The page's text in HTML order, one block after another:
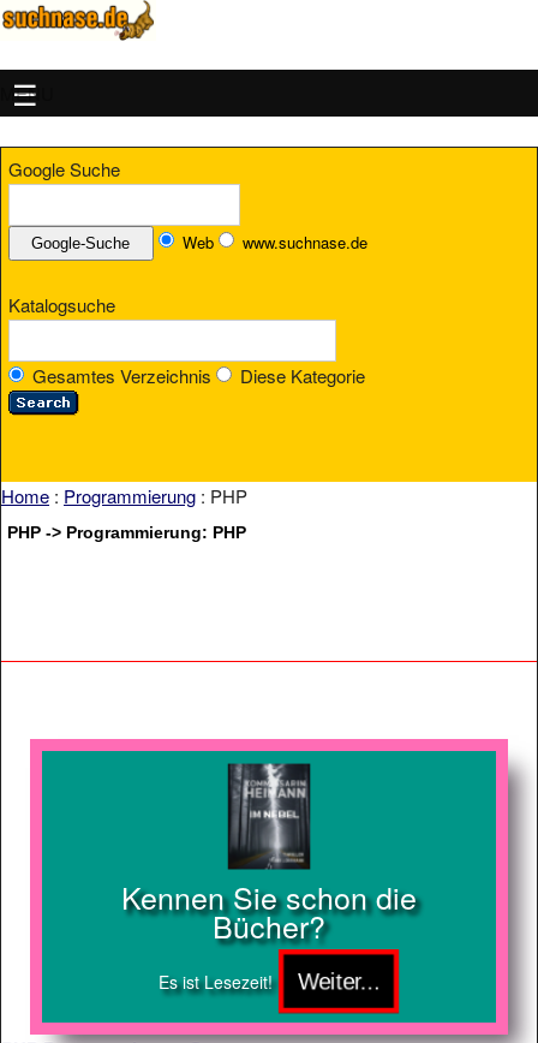
MENU
Google Suche
Web www.suchnase.de
Katalogsuche
Gesamtes Verzeichnis Diese Kategorie
Home : Programmierung : PHP
PHP -> Programmierung: PHP
Kennen Sie schon die
Bücher?
Es ist Lesezeit!